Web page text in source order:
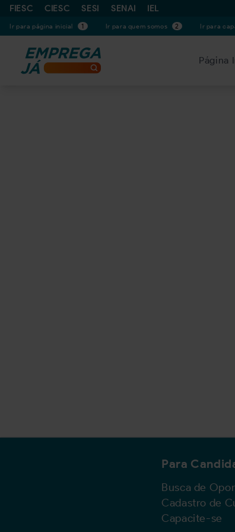
FIESC CIESC SESI SENAI IEL
Ir para página inicial 1 Ir para quem somos 2 Ir para
Página
Para
Busca de
Cadastro de
Capacite-se